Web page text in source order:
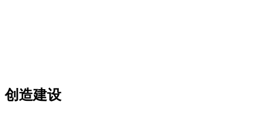
创造建设